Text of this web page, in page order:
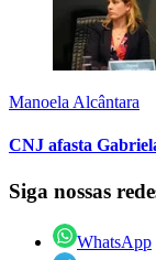
Manoela Alcântara
CNJ afasta
Siga nossas
WhatsApp